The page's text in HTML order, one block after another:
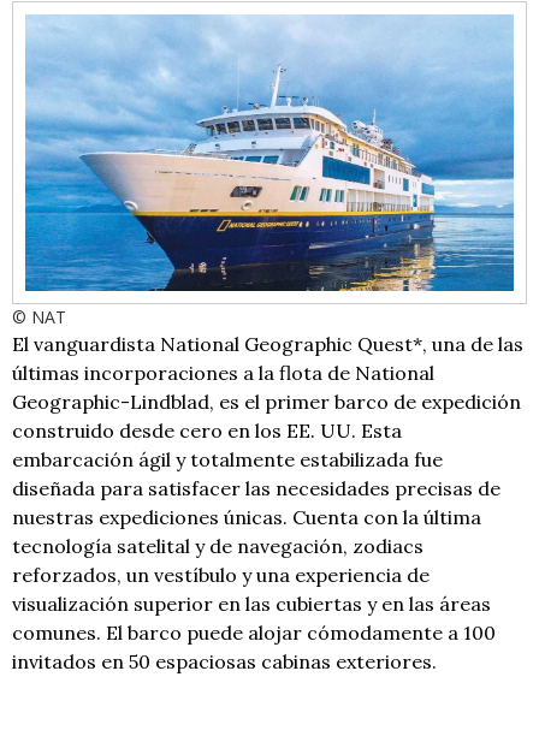
© NAT
El vanguardista National Geographic Quest*, una de las
últimas incorporaciones a la flota de National
Geographic-Lindblad, es el primer barco de expedición
construido desde cero en los EE. UU. Esta
embarcación ágil y totalmente estabilizada fue
diseñada para satisfacer las necesidades precisas de
nuestras expediciones únicas. Cuenta con la última
tecnología satelital y de navegación, zodiacs
reforzados, un vestíbulo y una experiencia de
visualización superior en las cubiertas y en las áreas
comunes. El barco puede alojar cómodamente a 100
invitados en 50 espaciosas cabinas exteriores.